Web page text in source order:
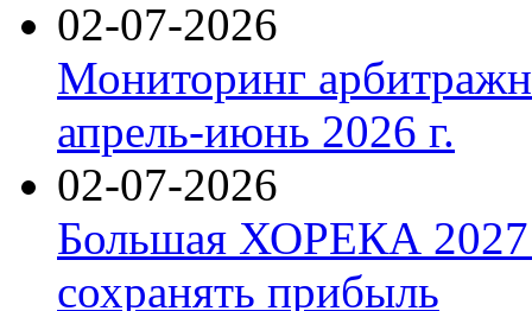
02-07-2026
Мониторинг
апрель-июнь 2026 г.
02-07-2026
Большая ХОРЕКА 2027:
сохранять прибыль